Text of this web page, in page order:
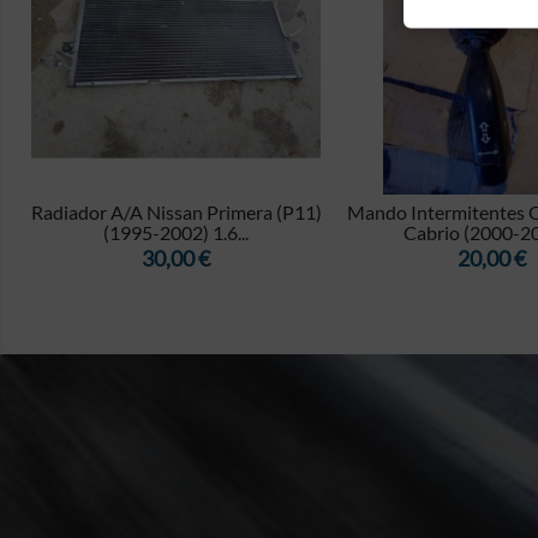
Radiador A/A Nissan Primera (P11)
(1995-2002) 1.6...
Precio
30,00 €

Mando Intermitentes
Cabrio (2000-
Precio
20,00 €